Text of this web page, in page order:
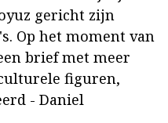
gericht zijn
Op het moment van
brief met meer
figuren,
- Daniel